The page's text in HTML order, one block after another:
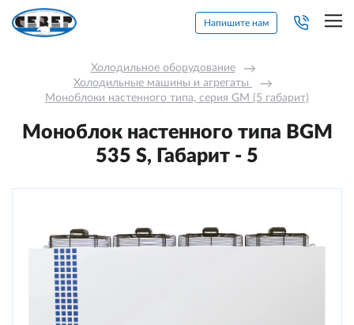
Напишите нам
Холодильное оборудование →
Холодильные машины и агрегаты →
Моноблоки настенного типа, серия GM (5 габарит)
Моноблок настенного типа BGМ
535 S, Габарит - 5